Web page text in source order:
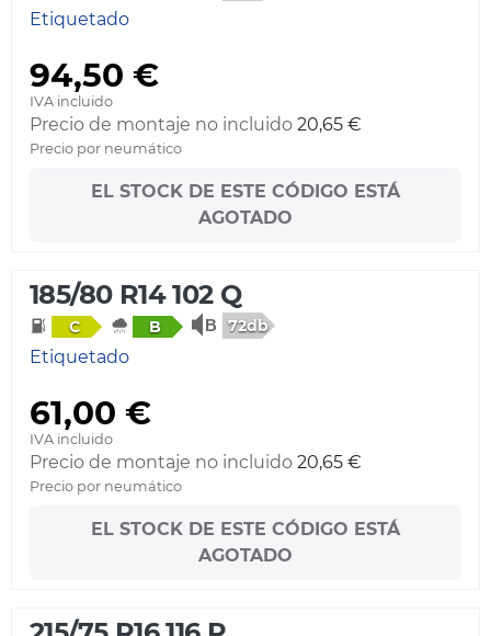
Etiquetado
94,50 €
IVA incluido
Precio de montaje no incluido 20,65 €
Precio por neumático
EL STOCK DE ESTE CÓDIGO ESTÁ
AGOTADO
185/80 R14 102 Q
C B 72db
Etiquetado
61,00 €
IVA incluido
Precio de montaje no incluido 20,65 €
Precio por neumático
EL STOCK DE ESTE CÓDIGO ESTÁ
AGOTADO